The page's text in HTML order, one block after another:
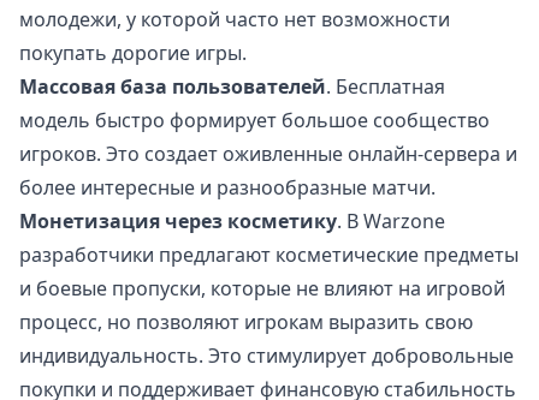
молодежи, у которой часто нет возможности
покупать дорогие игры.
Массовая база пользователей. Бесплатная
модель быстро формирует большое сообщество
игроков. Это создает оживленные онлайн-сервера и
более интересные и разнообразные матчи.
Монетизация через косметику. В Warzone
разработчики предлагают косметические предметы
и боевые пропуски, которые не влияют на игровой
процесс, но позволяют игрокам выразить свою
индивидуальность. Это стимулирует добровольные
покупки и поддерживает финансовую стабильность